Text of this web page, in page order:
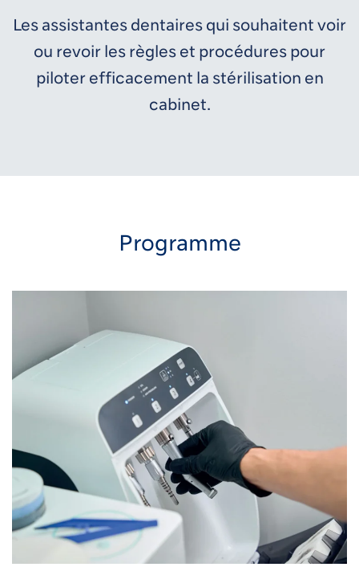
Les assistantes dentaires qui souhaitent voir
ou revoir les règles et procédures pour
piloter efficacement la stérilisation en
cabinet.
Programme